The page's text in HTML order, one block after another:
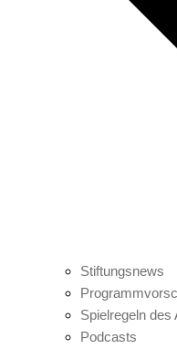
Stiftungsnews
Spielregeln des
Podcasts